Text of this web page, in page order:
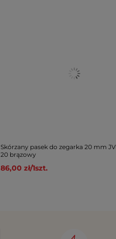
Skórzany pasek do zegarka 20 mm
20 brązowy
86,00 zł/1szt.